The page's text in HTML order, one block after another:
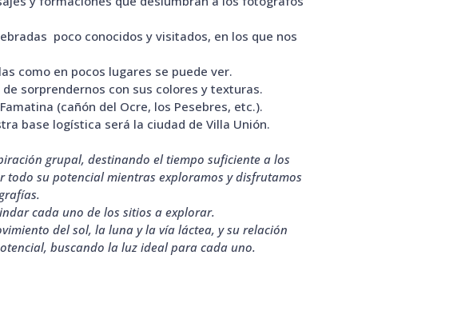
poco conocidos y visitados, en los que nos
como en pocos lugares se puede ver.
sorprendernos con sus colores y texturas.
(cañón del Ocre, los Pesebres, etc.).
base logística será la ciudad de Villa Unión.
grupal, destinando el tiempo suficiente a los
su potencial mientras exploramos y disfrutamos
cada uno de los sitios a explorar.
del sol, la luna y la vía láctea, y su relación
buscando la luz ideal para cada uno.